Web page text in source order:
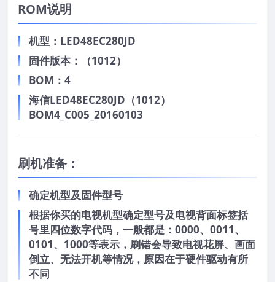
ROM说明
机型：LED48EC280JD
固件版本：（1012）
BOM：4
海信LED48EC280JD（1012）
BOM4_C005_20160103
刷机准备：
确定机型及固件型号
根据你买的电视机型确定型号及电视背面标签括
号里四位数字代码，一般都是：0000、0011、
0101、1000等表示，刷错会导致电视花屏、画面
倒立、无法开机等情况，原因在于硬件驱动有所
不同